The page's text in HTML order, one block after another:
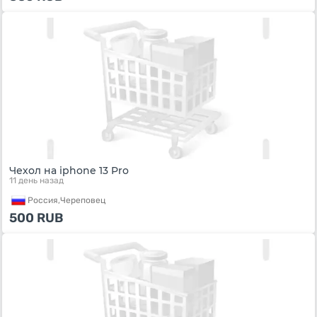
Чехол на iphone 13 Pro
11 день назад
Россия,Череповец
500 RUB